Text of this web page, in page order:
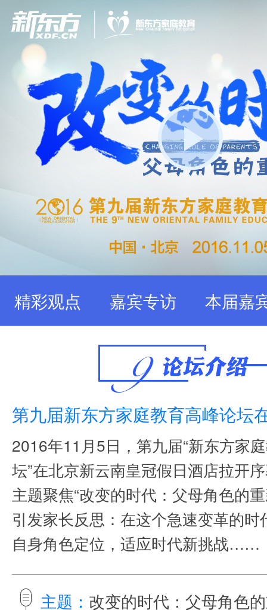
精彩观点 嘉宾专访 本届嘉
第九届新东方家庭教育高峰论坛
2016年11月5日，第九届“新东方家
坛”在北京新云南皇冠假日酒店拉开
主题聚焦“改变的时代：父母角色的
引发家长反思：在这个急速变革的时
自身角色定位，适应时代新挑战……
主题： 改变的时代：父母角色